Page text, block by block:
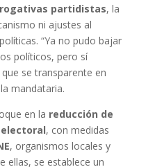
partidistas, la
ni ajustes al
“Ya no pudo bajar
políticos, pero sí
se transparente en
mandataria.
en la reducción de
, con medidas
, organismos locales y
ellas, se establece un